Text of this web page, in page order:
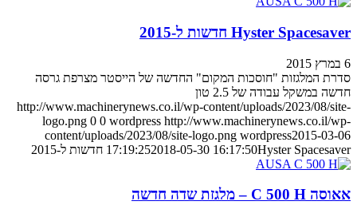
Hyster Spacesaver חדשות ל-2015
6 במרץ 2015
סדרת המלגזות "חוסכות המקום" החדשה של הייסטר מצרפת גרסה
חדשה במשקל עבודה של 2.5 טון
http://www.machinerynews.co.il/wp-content/uploads/2023/08/site-
logo.png 0 0 wordpress http://www.machinerynews.co.il/wp-
content/uploads/2023/08/site-logo.png wordpress2015-03-06
17:19:252018-05-30 16:17:50Hyster Spacesaver חדשות ל-2015
אאוסה C 500 H – מלגזת שדה חדשה